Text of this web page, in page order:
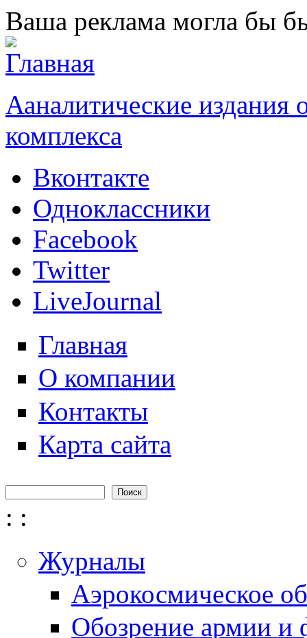
Перейти к основному содержанию
Ваша реклама могла бы
Ааналитические
комплекса
Вконтакте
Одноклассники
Facebook
Twitter
LiveJournal
Главная
О компании
Контакты
Карта сайта
Форма поиска
: :
Журналы
Аэрокосмическое
Обозрение армии и